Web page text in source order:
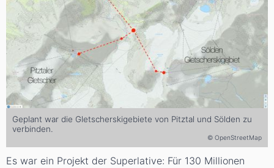
Geplant war die Gletscherskigebiete von Pitztal und Sölden zu
verbinden.
© OpenStreetMap
Es war ein Projekt der Superlative: Für 130 Millionen